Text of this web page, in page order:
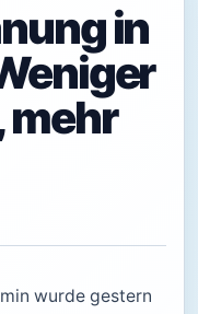
in
mehr
wurde gestern